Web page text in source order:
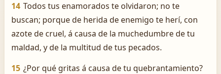
14 Todos tus enamorados te olvidaron; no te
buscan; porque de herida de enemigo te herí, con
azote de cruel, á causa de la muchedumbre de tu
maldad, y de la multitud de tus pecados.
15 ¿Por qué gritas á causa de tu quebrantamiento?